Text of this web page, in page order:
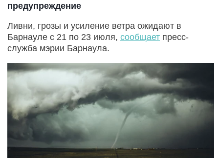
предупреждение
Ливни, грозы и усиление ветра ожидают в
Барнауле с 21 по 23 июля, сообщает пресс-
служба мэрии Барнаула.